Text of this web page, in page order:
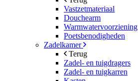
Vastzetmateriaal
Douchearm
Warmwatervoorziening
Poetsbenodigheden
Zadelkamer
Terug
Zadel- en tuigdragers
Zadel- en tuigkarren